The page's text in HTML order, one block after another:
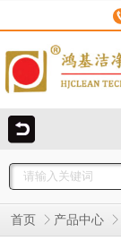
首页 产品中心